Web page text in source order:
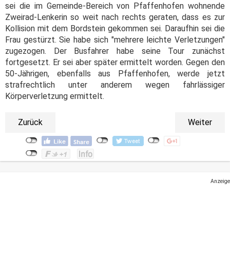
sei die im Gemeinde-Bereich von Pfaffenhofen wohnende
Zweirad-Lenkerin so weit nach rechts geraten, dass es zur
Kollision mit dem Bordstein gekommen sei. Daraufhin sei die
Frau gestürzt. Sie habe sich "mehrere leichte Verletzungen"
zugezogen. Der Busfahrer habe seine Tour zunächst
fortgesetzt. Er sei aber später ermittelt worden. Gegen den
50-Jährigen, ebenfalls aus Pfaffenhofen, werde jetzt
strafrechtlich unter anderem wegen fahrlässiger
Körperverletzung ermittelt.
Zurück Weiter
Anzeige